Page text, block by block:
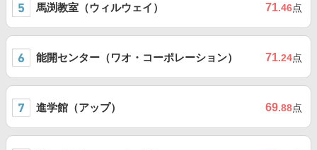
馬渕教室（ウィルウェイ） 71.46点
能開センター（ワオ・コーポレーション） 71.24点
進学館（アップ） 69.88点